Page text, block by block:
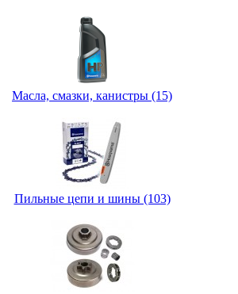
Масла, смазки, канистры (15)
Пильные цепи и шины (103)